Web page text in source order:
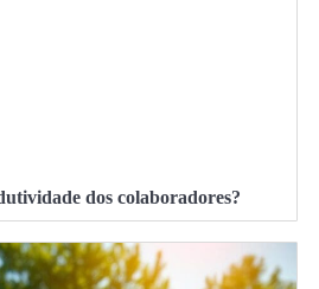
dos colaboradores?